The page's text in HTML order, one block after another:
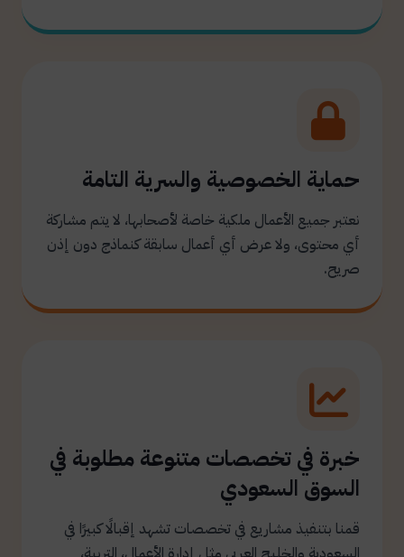
حماية الخصوصية والسرية التامة
نعتبر جميع الأعمال ملكية خاصة لأصحابها، لا يتم مشاركة
أي محتوى، ولا عرض أي أعمال سابقة كنماذج دون إذن
صريح.
خبرة في تخصصات متنوعة مطلوبة في
السوق السعودي
قمنا بتنفيذ مشاريع في تخصصات تشهد إقبالًا كبيرًا في